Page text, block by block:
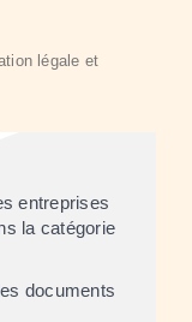
légale et
entreprises
la catégorie
documents